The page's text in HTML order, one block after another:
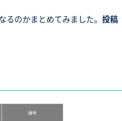
のかまとめてみました。 投稿